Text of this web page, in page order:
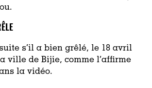
s’il a bien grêlé, le 18 avril
ville de Bijie, comme l’affirme
la vidéo.